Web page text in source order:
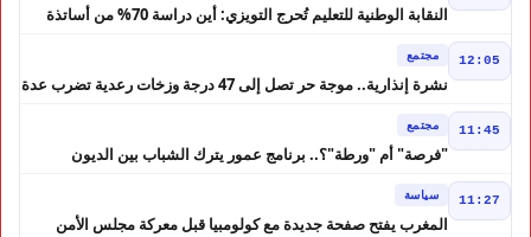
النقابة الوطنية للتعليم تُحرج التويزي: أين دراسة 70% من أساتذة
12:05 مجتمع
نشرة إنذارية.. موجة حر تصل إلى 47 درجة وزخات رعدية تضرب عدة
11:45 مجتمع
"فرصة" أم "ورطة"؟.. برنامج عمور يترك الشباب بين الديون
11:27 سياسة
المغرب يفتح صفحة جديدة مع كولومبيا قبل معركة مجلس الأمن